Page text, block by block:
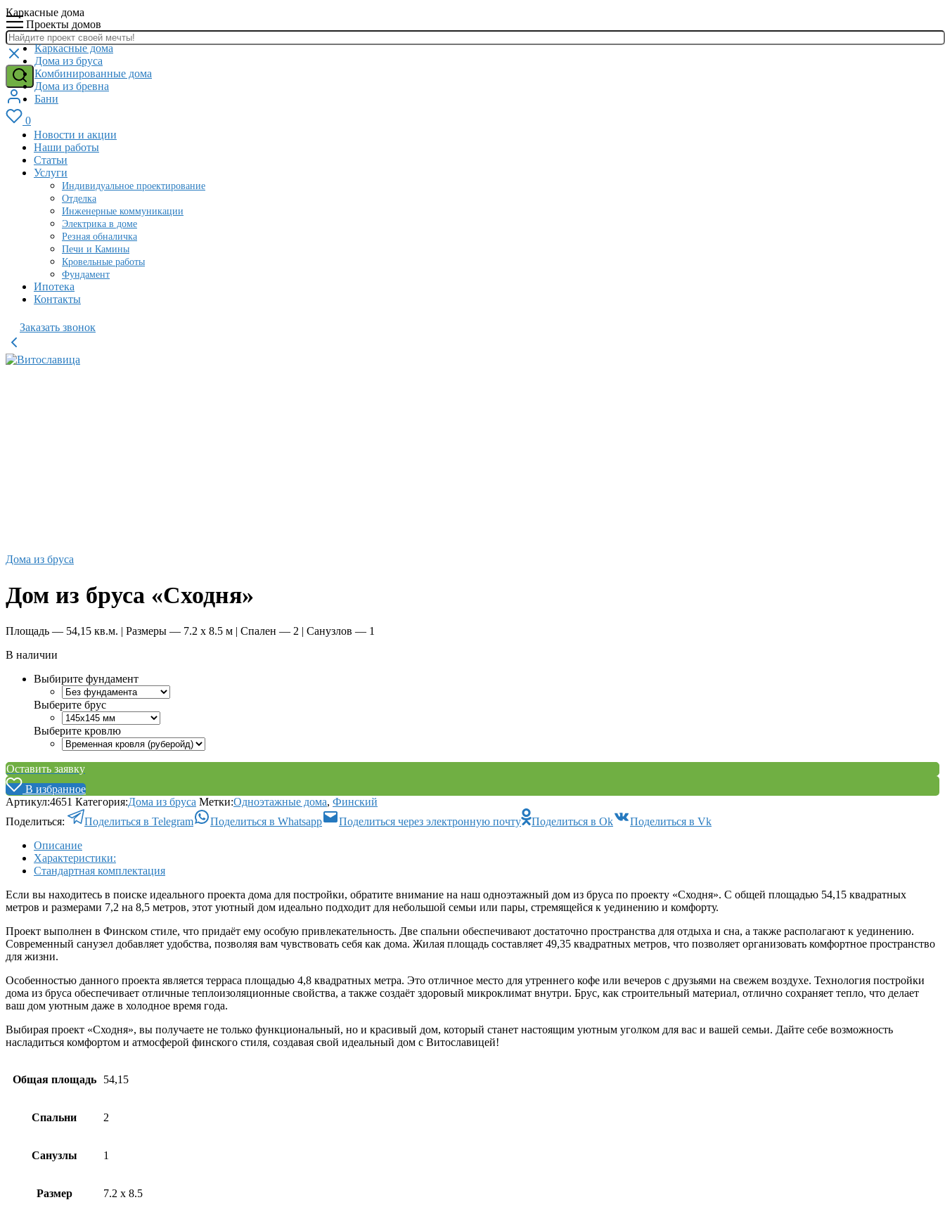
Каркасные дома
0
Проекты домов
Каркасные дома
Дома из бруса
Комбинированные дома
Дома из бревна
Бани
Новости и акции
Наши работы
Статьи
Услуги
Индивидуальное проектирование
Отделка
Инженерные коммуникации
Электрика в доме
Резная обналичка
Печи и Камины
Кровельные работы
Фундамент
Ипотека
Контакты
Заказать звонок
Дома из бруса
Дом из бруса «Сходня»
Площадь — 54,15 кв.м. | Размеры — 7.2 x 8.5 м | Спален — 2 | Санузлов — 1
В наличии
Выбирите фундамент
Выберите брус
Выберите кровлю
Оставить заявку
В избранное
Артикул:4651 Категория:Дома из бруса Метки:Одноэтажные дома, Финский
Поделиться:
Поделиться в Telegram Поделиться в Whatsapp Поделиться через электронную почту Поделиться в Ok
Поделиться в Vk
Описание
Характеристики:
Стандартная комплектация
Если вы находитесь в поиске идеального проекта дома для постройки, обратите внимание на наш одноэтажный дом из бруса по проекту «Сходня». С общей площадью 54,15 квадратных
метров и размерами 7,2 на 8,5 метров, этот уютный дом идеально подходит для небольшой семьи или пары, стремящейся к уединению и комфорту.
Проект выполнен в Финском стиле, что придаёт ему особую привлекательность. Две спальни обеспечивают достаточно пространства для отдыха и сна, а также располагают к уединению.
Современный санузел добавляет удобства, позволяя вам чувствовать себя как дома. Жилая площадь составляет 49,35 квадратных метров, что позволяет организовать комфортное пространство
для жизни.
Особенностью данного проекта является терраса площадью 4,8 квадратных метра. Это отличное место для утреннего кофе или вечеров с друзьями на свежем воздухе. Технология постройки
дома из бруса обеспечивает отличные теплоизоляционные свойства, а также создаёт здоровый микроклимат внутри. Брус, как строительный материал, отлично сохраняет тепло, что делает
ваш дом уютным даже в холодное время года.
Выбирая проект «Сходня», вы получаете не только функциональный, но и красивый дом, который станет настоящим уютным уголком для вас и вашей семьи. Дайте себе возможность
насладиться комфортом и атмосферой финского стиля, создавая свой идеальный дом с Витославицей!
Общая площадь 54,15
Спальни 2
Санузлы 1
Размер 7.2 x 8.5